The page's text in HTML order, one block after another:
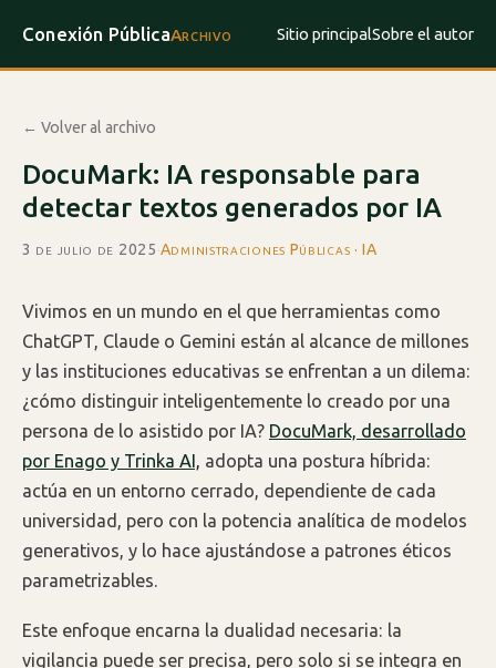
Conexión PúblicaArchivo Sitio principalSobre el autor
← Volver al archivo
DocuMark: IA responsable para
detectar textos generados por IA
3 de julio de 2025·Administraciones Públicas · IA
Vivimos en un mundo en el que herramientas como
ChatGPT, Claude o Gemini están al alcance de millones
y las instituciones educativas se enfrentan a un dilema:
¿cómo distinguir inteligentemente lo creado por una
persona de lo asistido por IA? DocuMark, desarrollado
por Enago y Trinka AI, adopta una postura híbrida:
actúa en un entorno cerrado, dependiente de cada
universidad, pero con la potencia analítica de modelos
generativos, y lo hace ajustándose a patrones éticos
parametrizables.
Este enfoque encarna la dualidad necesaria: la
vigilancia puede ser precisa, pero solo si se integra en